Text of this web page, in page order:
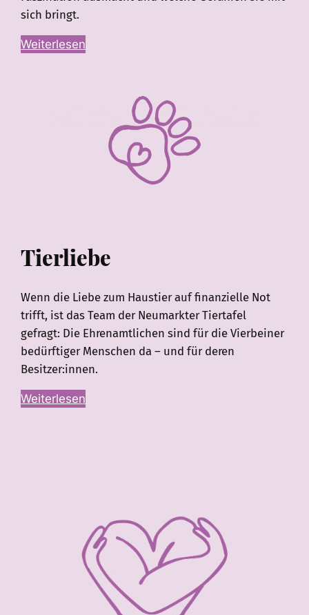
sich bringt.
Weiterlesen
Tierliebe
Wenn die Liebe zum Haustier auf finanzielle Not
trifft, ist das Team der Neumarkter Tiertafel
gefragt: Die Ehrenamtlichen sind für die Vierbeiner
bedürftiger Menschen da – und für deren
Besitzer:innen.
Weiterlesen